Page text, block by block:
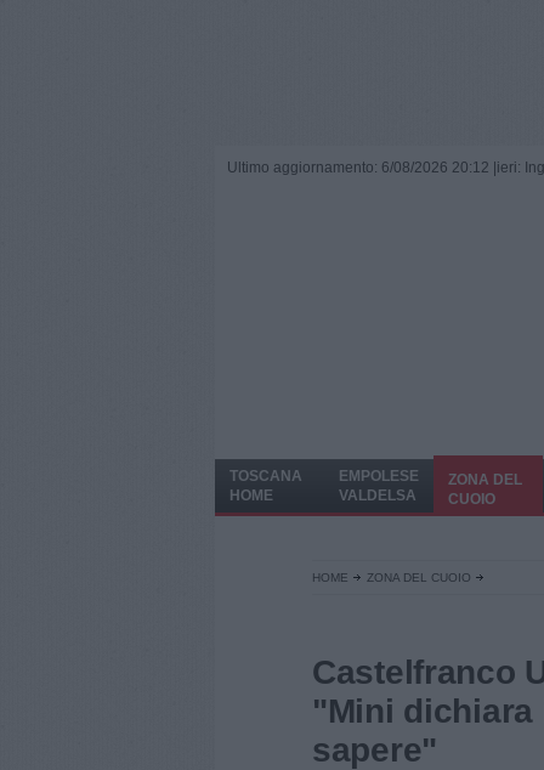
Ultimo aggiornamento: 6/08/2026 20:12 | ieri:
TOSCANA
HOME
EMPOLESE
VALDELSA
ZONA DEL
CUOIO
HOME ZONA DEL CUOIO
Castelfranco
"Mini
sapere"